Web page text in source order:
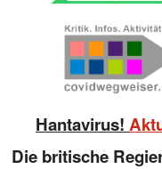
Strafanzeige
Haftungsübernahme
Download
Hantavirus!
Die britische